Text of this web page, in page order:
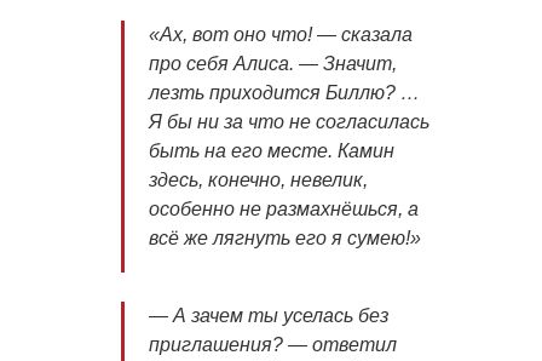
«Ах, вот оно что! — сказала
про себя Алиса. — Значит,
лезть приходится Биллю? …
Я бы ни за что не согласилась
быть на его месте. Камин
здесь, конечно, невелик,
особенно не размахнёшься, а
всё же лягнуть его я сумею!»
— А зачем ты уселась без
приглашения? — ответил